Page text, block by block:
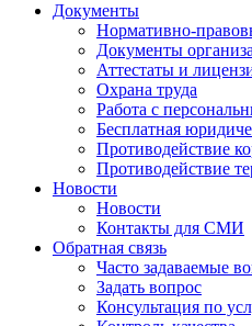
Документы
Нормативно-
Документы
Аттестаты и
Охрана труда
Работа с
Бесплатная
Противодействие
Противодействие
Новости
Новости
Контакты для СМИ
Обратная связь
Часто задаваемые
Задать вопрос
Консультация по